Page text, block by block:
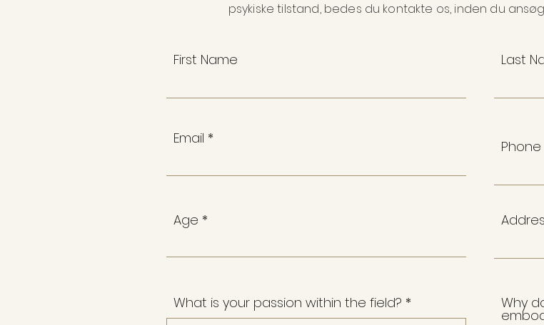
psykiske tilstand, bedes du kontakte os, inden du
First Name Last
Email Phone
Age
What is your passion within the field? Why